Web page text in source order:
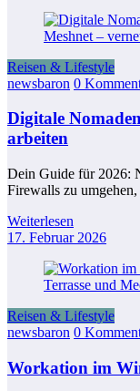
Reisen & Lifestyle
newsbaron 0
Digitale
arbeiten
Dein Guide für 2026:
Firewalls zu
Weiterlesen
17. Februar 2026
Reisen & Lifestyle
newsbaron 0
Workation im